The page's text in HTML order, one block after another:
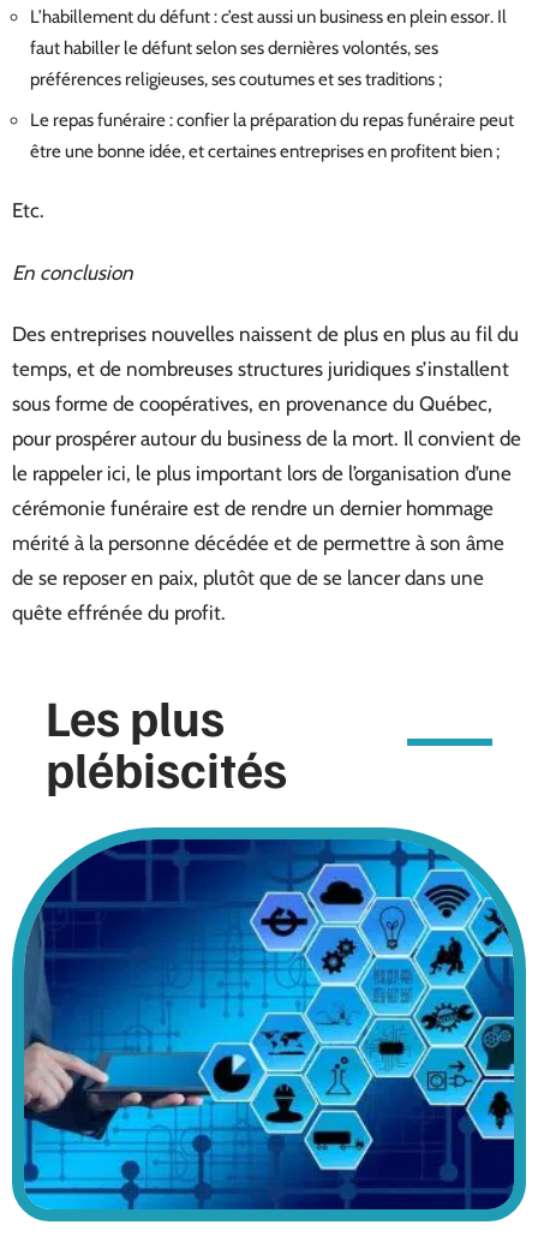
L’habillement du défunt : c’est aussi un business en plein essor. Il
faut habiller le défunt selon ses dernières volontés, ses
préférences religieuses, ses coutumes et ses traditions ;
Le repas funéraire : confier la préparation du repas funéraire peut
être une bonne idée, et certaines entreprises en profitent bien ;
Etc.
En conclusion
Des entreprises nouvelles naissent de plus en plus au fil du
temps, et de nombreuses structures juridiques s’installent
sous forme de coopératives, en provenance du Québec,
pour prospérer autour du business de la mort. Il convient de
le rappeler ici, le plus important lors de l’organisation d’une
cérémonie funéraire est de rendre un dernier hommage
mérité à la personne décédée et de permettre à son âme
de se reposer en paix, plutôt que de se lancer dans une
quête effrénée du profit.
Les plus
plébiscités